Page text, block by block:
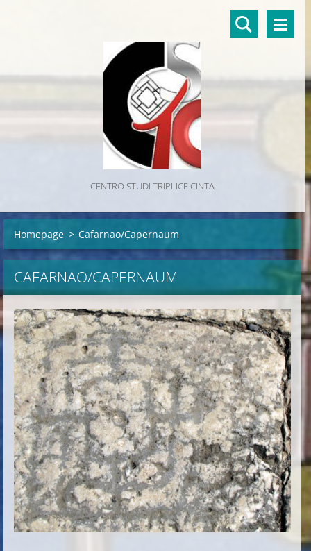
CENTRO STUDI TRIPLICE CINTA
Homepage > Cafarnao/Capernaum
CAFARNAO/CAPERNAUM